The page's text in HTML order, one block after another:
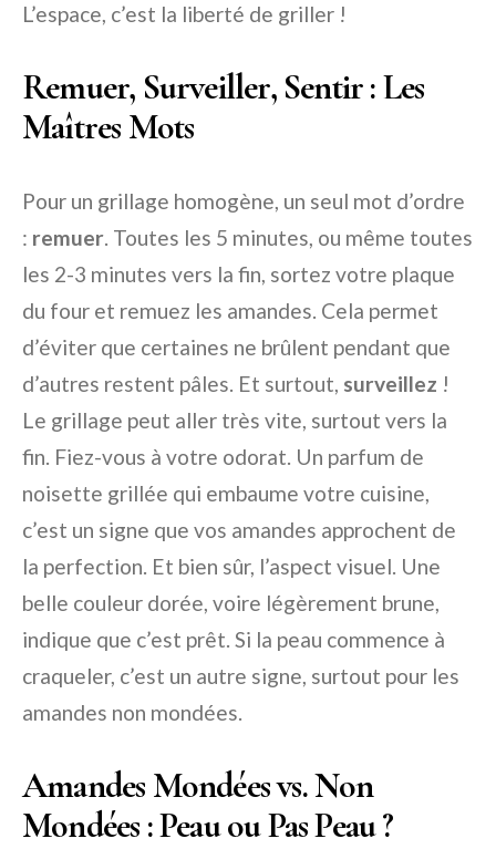
L’espace, c’est la liberté de griller !
Remuer, Surveiller, Sentir : Les
Maîtres Mots
Pour un grillage homogène, un seul mot d’ordre
: remuer. Toutes les 5 minutes, ou même toutes
les 2-3 minutes vers la fin, sortez votre plaque
du four et remuez les amandes. Cela permet
d’éviter que certaines ne brûlent pendant que
d’autres restent pâles. Et surtout, surveillez !
Le grillage peut aller très vite, surtout vers la
fin. Fiez-vous à votre odorat. Un parfum de
noisette grillée qui embaume votre cuisine,
c’est un signe que vos amandes approchent de
la perfection. Et bien sûr, l’aspect visuel. Une
belle couleur dorée, voire légèrement brune,
indique que c’est prêt. Si la peau commence à
craqueler, c’est un autre signe, surtout pour les
amandes non mondées.
Amandes Mondées vs. Non
Mondées : Peau ou Pas Peau ?